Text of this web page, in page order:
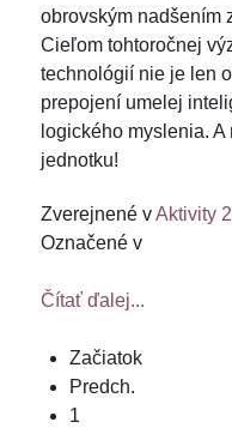
obrovským nadšením
Cieľom tohtoročnej
technológií nie je len
prepojení umelej
logického myslenia.
jednotku!
Zverejnené vAktivity
Označené v
Čítať ďalej...
Začiatok
Predch.
1